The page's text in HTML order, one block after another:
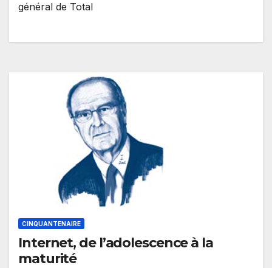
général de Total
CINQUANTENAIRE
Internet, de l’adolescence à la
maturité